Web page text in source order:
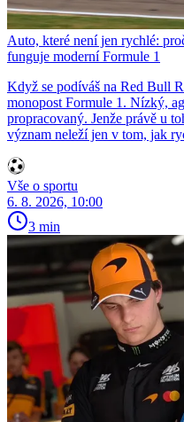
Auto, které není jen rychlé:
funguje moderní Formule 1
Když se podíváš na Red Bull
monopost Formule 1. Nízký,
propracovaný. Jenže právě u
význam neleží jen v tom, jak
Vše o sportu
6. 8. 2026, 10:00
3 min